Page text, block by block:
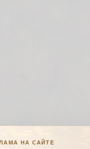
НА САЙТЕ